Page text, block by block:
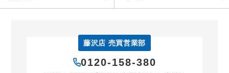
藤沢店 売買営業部
0120-158-380